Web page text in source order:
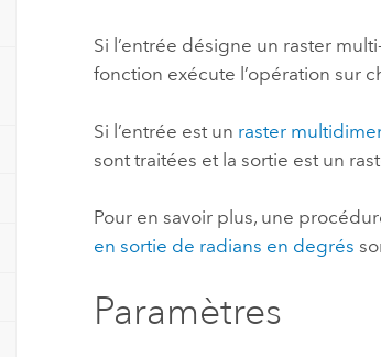
Si l’entrée désigne un raster
fonction exécute l’opération sur
Si l’entrée est un raster
sont traitées et la sortie est un
Pour en savoir plus, une
en sortie de radians en degrés
Paramètres